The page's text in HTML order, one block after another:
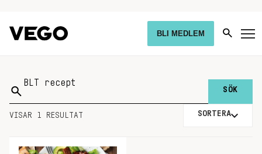
BLI MEDLEM
Sök
på:
VISAR 1 RESULTAT SORTERA